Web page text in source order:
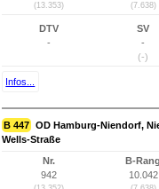
(13.353) (7.638)
DTV
-
SV
-
(-)
Infos...
B 447 OD Hamburg-Niendorf,
Wells-Straße
Nr.
942
B-Rang
10.042